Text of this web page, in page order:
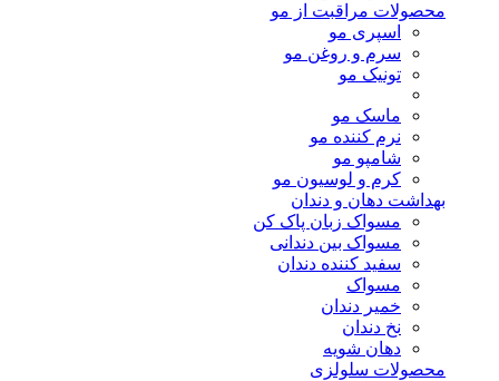
محصولات مراقبت از مو
اسپری مو
سرم و روغن مو
تونیک مو
ماسک مو
نرم کننده مو
شامپو مو
کرم و لوسیون مو
بهداشت دهان و دندان
مسواک زبان پاک کن
مسواک بین دندانی
سفید کننده دندان
مسواک
خمیر دندان
نخ دندان
دهان شویه
محصولات سلولزی